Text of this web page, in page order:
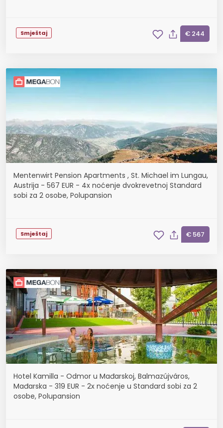
Smještaj € 244
Mentenwirt Pension Apartments , St. Michael im Lungau,
Austrija - 567 EUR - 4x noćenje dvokrevetnoj Standard
sobi za 2 osobe, Polupansion
Smještaj € 567
Hotel Kamilla - Odmor u Mađarskoj, Balmazújváros,
Mađarska - 319 EUR - 2x noćenje u Standard sobi za 2
osobe, Polupansion